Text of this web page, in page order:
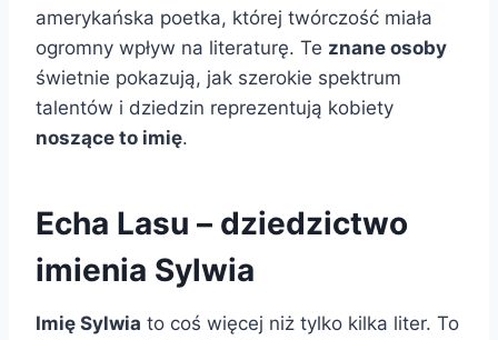
amerykańska poetka, której twórczość miała
ogromny wpływ na literaturę. Te znane osoby
świetnie pokazują, jak szerokie spektrum
talentów i dziedzin reprezentują kobiety
noszące to imię.
Echa Lasu – dziedzictwo
imienia Sylwia
Imię Sylwia to coś więcej niż tylko kilka liter. To